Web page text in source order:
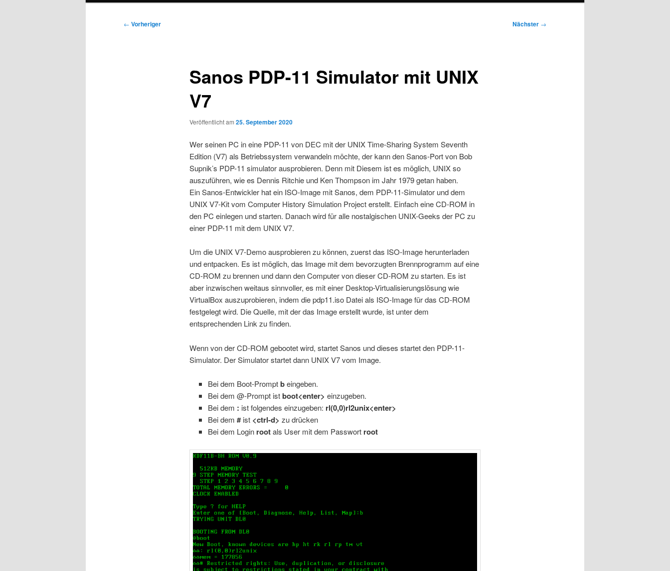
Beitragsnavigation
← Vorheriger Nächster →
Sanos PDP-11 Simulator mit UNIX
V7
Veröffentlicht am 25. September 2020
Wer seinen PC in eine PDP-11 von DEC mit der UNIX Time-Sharing System Seventh
Edition (V7) als Betriebssystem verwandeln möchte, der kann den Sanos-Port von Bob
Supnik’s PDP-11 simulator ausprobieren. Denn mit Diesem ist es möglich, UNIX so
auszuführen, wie es Dennis Ritchie und Ken Thompson im Jahr 1979 getan haben.
Ein Sanos-Entwickler hat ein ISO-Image mit Sanos, dem PDP-11-Simulator und dem
UNIX V7-Kit vom Computer History Simulation Project erstellt. Einfach eine CD-ROM in
den PC einlegen und starten. Danach wird für alle nostalgischen UNIX-Geeks der PC zu
einer PDP-11 mit dem UNIX V7.
Um die UNIX V7-Demo ausprobieren zu können, zuerst das ISO-Image herunterladen
und entpacken. Es ist möglich, das Image mit dem bevorzugten Brennprogramm auf eine
CD-ROM zu brennen und dann den Computer von dieser CD-ROM zu starten. Es ist
aber inzwischen weitaus sinnvoller, es mit einer Desktop-Virtualisierungslösung wie
VirtualBox auszuprobieren, indem die pdp11.iso Datei als ISO-Image für das CD-ROM
festgelegt wird. Die Quelle, mit der das Image erstellt wurde, ist unter dem
entsprechenden Link zu finden.
Wenn von der CD-ROM gebootet wird, startet Sanos und dieses startet den PDP-11-
Simulator. Der Simulator startet dann UNIX V7 vom Image.
Bei dem Boot-Promptbeingeben.
Bei dem @-Prompt istboot<enter> einzugeben.
Bei dem : ist folgendes einzugeben: rl(0,0)rl2unix<enter>
Bei dem#ist <ctrl-d> zu drücken
Bei dem Login rootals User mit dem Passwort root